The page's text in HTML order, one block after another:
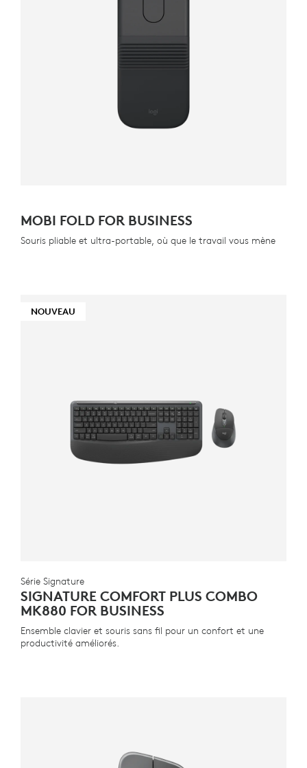
MOBI FOLD FOR BUSINESS
Souris pliable et ultra-portable, où que le travail vous mène
NOUVEAU
Série Signature
SIGNATURE COMFORT PLUS COMBO
MK880 FOR BUSINESS
Ensemble clavier et souris sans fil pour un confort et une
productivité améliorés.